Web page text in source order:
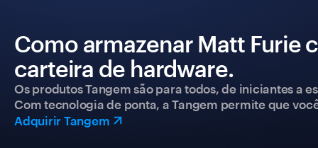
Como armazenar Matt Furie
carteira de hardware.
Os produtos Tangem são para todos, de iniciantes a
Com tecnologia de ponta, a Tangem permite que
Adquirir Tangem